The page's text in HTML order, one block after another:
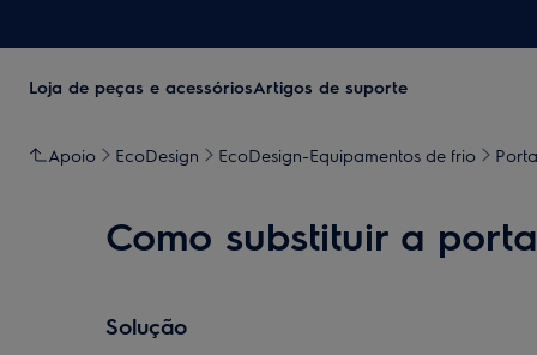
Loja de peças e acessóriosArtigos de suporte
Apoio EcoDesign EcoDesign-Equipamentos de frio
Como substituir a
Solução